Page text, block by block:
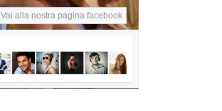
Vai alla nostra pagina facebook